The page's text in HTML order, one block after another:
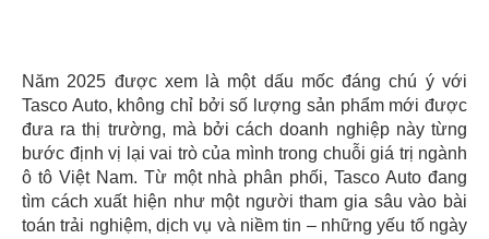
Năm 2025 được xem là một dấu mốc đáng chú ý với
Tasco Auto, không chỉ bởi số lượng sản phẩm mới được
đưa ra thị trường, mà bởi cách doanh nghiệp này từng
bước định vị lại vai trò của mình trong chuỗi giá trị ngành
ô tô Việt Nam. Từ một nhà phân phối, Tasco Auto đang
tìm cách xuất hiện như một người tham gia sâu vào bài
toán trải nghiệm, dịch vụ và niềm tin – những yếu tố ngày